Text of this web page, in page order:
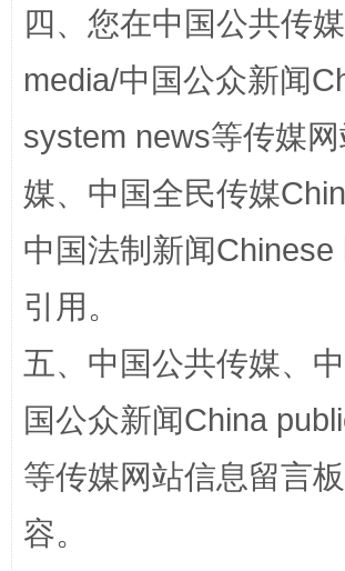
如何以同查同治破解风腐交织难题
四、您在中国公共传
media/中国公众新闻
system news等传媒
媒、中国全民传媒
中国法制新闻
引用。
五、中国公共传媒、
国公众新闻China
等传媒网站信息留言
容。